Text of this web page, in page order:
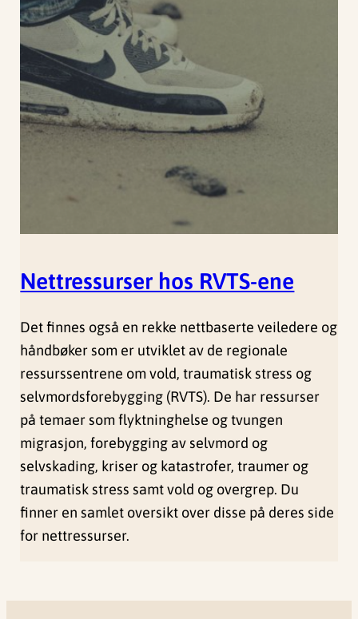
Nettressurser hos RVTS-ene
Det finnes også en rekke nettbaserte veiledere og
håndbøker som er utviklet av de regionale
ressurssentrene om vold, traumatisk stress og
selvmordsforebygging (RVTS). De har ressurser
på temaer som flyktninghelse og tvungen
migrasjon, forebygging av selvmord og
selvskading, kriser og katastrofer, traumer og
traumatisk stress samt vold og overgrep. Du
finner en samlet oversikt over disse på deres side
for nettressurser.